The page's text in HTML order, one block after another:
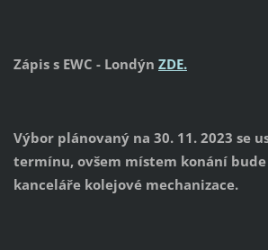
Zápis s EWC - Londýn ZDE.
Výbor plánovaný na 30. 11. 2023 se
termínu, ovšem místem konání
kanceláře kolejové mechanizace.